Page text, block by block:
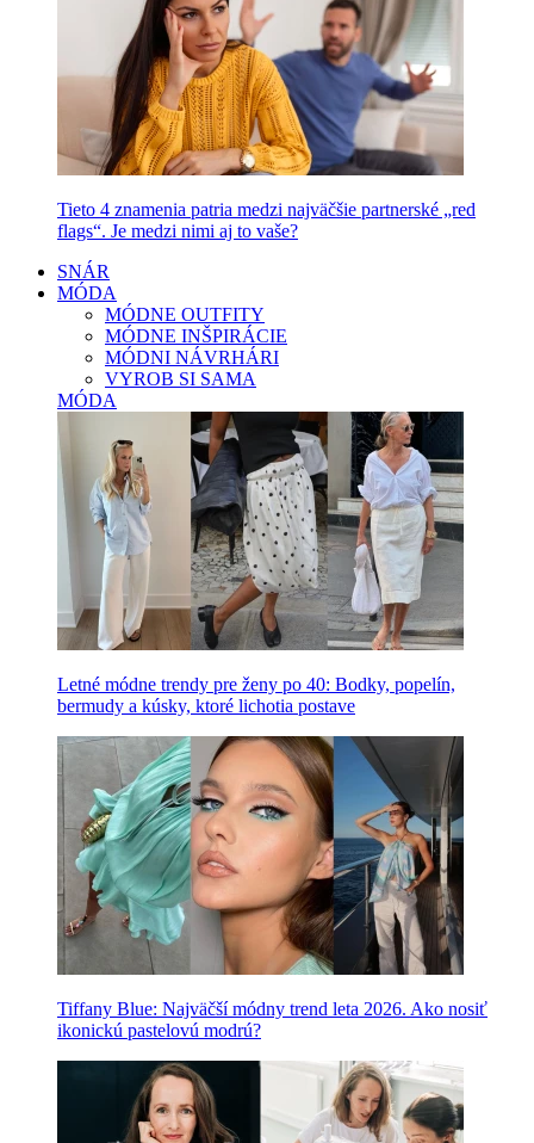
Tieto 4 znamenia patria medzi najväčšie partnerské „red
flags“. Je medzi nimi aj to vaše?
SNÁR
MÓDA
MÓDNE OUTFITY
MÓDNE INŠPIRÁCIE
MÓDNI NÁVRHÁRI
VYROB SI SAMA
MÓDA
Letné módne trendy pre ženy po 40: Bodky, popelín,
bermudy a kúsky, ktoré lichotia postave
Tiffany Blue: Najväčší módny trend leta 2026. Ako nosiť
ikonickú pastelovú modrú?